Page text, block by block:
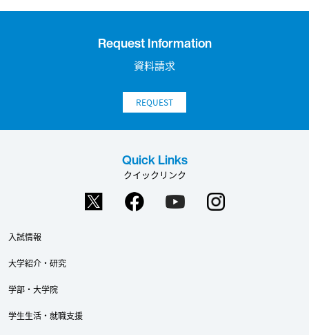
Request Information
資料請求
REQUEST
Quick Links
クイックリンク
入試情報
大学紹介・研究
学部・大学院
学生生活・就職支援